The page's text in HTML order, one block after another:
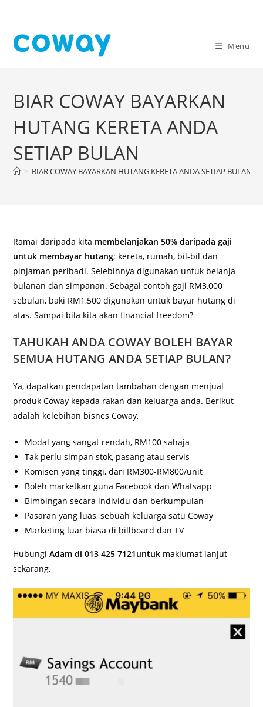
content
Menu
BIAR COWAY BAYARKAN
HUTANG KERETA ANDA
SETIAP BULAN
> BIAR COWAY BAYARKAN HUTANG KERETA ANDA SETIAP BULAN
Ramai daripada kita membelanjakan 50% daripada gaji
untuk membayar hutang; kereta, rumah, bil-bil dan
pinjaman peribadi. Selebihnya digunakan untuk belanja
bulanan dan simpanan. Sebagai contoh gaji RM3,000
sebulan, baki RM1,500 digunakan untuk bayar hutang di
atas. Sampai bila kita akan financial freedom?
TAHUKAH ANDA COWAY BOLEH BAYAR
SEMUA HUTANG ANDA SETIAP BULAN?
Ya, dapatkan pendapatan tambahan dengan menjual
produk Coway kepada rakan dan keluarga anda. Berikut
adalah kelebihan bisnes Coway,
Modal yang sangat rendah, RM100 sahaja
Tak perlu simpan stok, pasang atau servis
Komisen yang tinggi, dari RM300-RM800/unit
Boleh marketkan guna Facebook dan Whatsapp
Bimbingan secara individu dan berkumpulan
Pasaran yang luas, sebuah keluarga satu Coway
Marketing luar biasa di billboard dan TV
HubungiAdam di 013 425 7121untuk maklumat lanjut
sekarang.